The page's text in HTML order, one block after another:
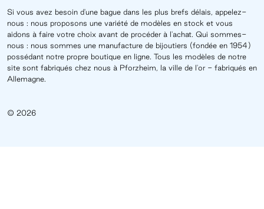
Si vous avez besoin d'une bague dans les plus brefs délais, appelez-
nous : nous proposons une variété de modèles en stock et vous
aidons à faire votre choix avant de procéder à l'achat. Qui sommes-
nous : nous sommes une manufacture de bijoutiers (fondée en 1954)
possédant notre propre boutique en ligne. Tous les modèles de notre
site sont fabriqués chez nous à Pforzheim, la ville de l'or - fabriqués en
Allemagne.
© 2026